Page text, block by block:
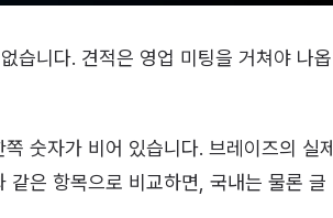
습니다. 견적은 영업 미팅을 거쳐야 나옵
숫자가 비어 있습니다. 브레이즈의 실제
같은 항목으로 비교하면, 국내는 물론 글